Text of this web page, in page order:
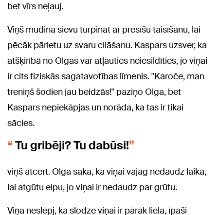
bet vīrs neļauj.
Viņš mudina sievu turpināt ar presīšu taisīšanu, lai
pēcāk pārietu uz svaru cilāšanu. Kaspars uzsver, ka
atšķirībā no Olgas var atļauties neiesildīties, jo viņai
ir cits fiziskās sagatavotības līmenis. "Karoče, man
treniņš šodien jau beidzās!" paziņo Olga, bet
Kaspars nepiekāpjas un norāda, ka tas ir tikai
sācies.
Tu gribēji? Tu dabūsi!
viņš atcērt. Olga saka, ka viņai vajag nedaudz laika,
lai atgūtu elpu, jo viņai ir nedaudz par grūtu.
Viņa neslēpj, ka slodze viņai ir pārāk liela, īpaši